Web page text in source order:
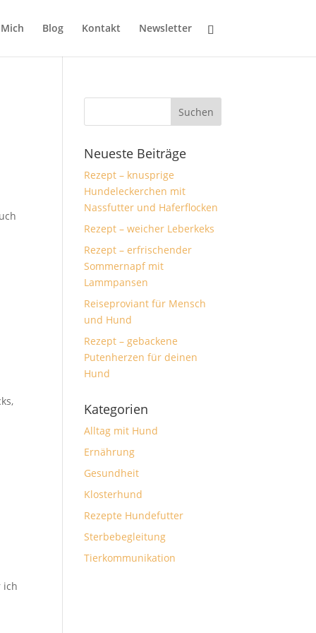
Blog Kontakt Newsletter
ich
Neueste Beiträge
Rezept – knusprige
Hundeleckerchen mit
Nassfutter und Haferflocken
Rezept – weicher Leberkeks
Rezept – erfrischender
Sommernapf mit
Lammpansen
Reiseproviant für Mensch
und Hund
Rezept – gebackene
Putenherzen für deinen
Hund
Kategorien
Alltag mit Hund
Ernährung
Gesundheit
Klosterhund
Rezepte Hundefutter
Sterbebegleitung
Tierkommunikation